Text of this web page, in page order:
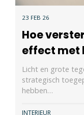
23 FEB 26
Hoe
effect met
Licht en grote
strategisch
hebben…
INTERIEUR